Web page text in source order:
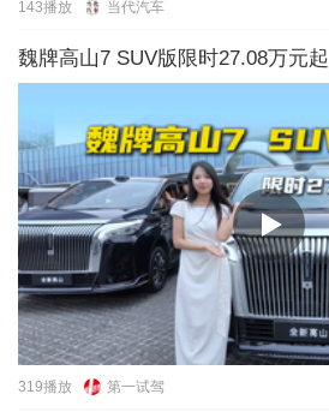
143播放 当代汽车
魏牌高山7 SUV版限时27.08万元起
319播放 第一试驾